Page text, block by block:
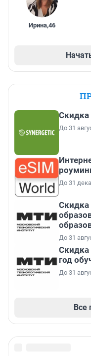
Ирина,46
Скидка
До 31
До 31
Скидка
До 31
Скидка
год
До 31
Все